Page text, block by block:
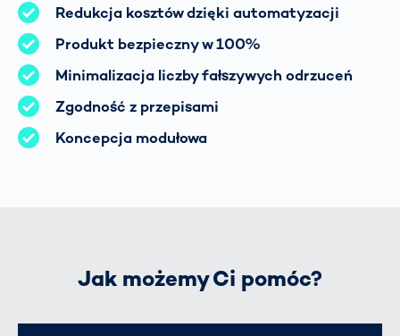
Redukcja kosztów dzięki automatyzacji
Produkt bezpieczny w 100%
Minimalizacja liczby fałszywych odrzuceń
Zgodność z przepisami
Koncepcja modułowa
Jak możemy Ci pomóc?